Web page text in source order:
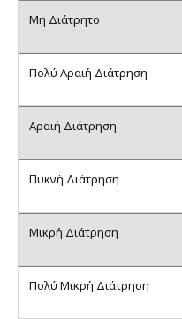
Μη Διάτρητο
Πολύ Αραιή Διάτρηση
Αραιή Διάτρηση
Πυκνή Διάτρηση
Μικρή Διάτρηση
Πολύ Μικρή Διάτρηση